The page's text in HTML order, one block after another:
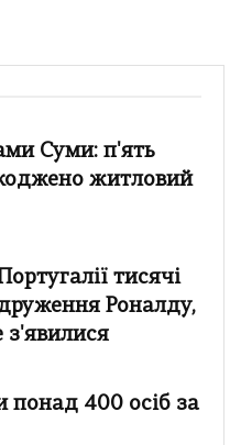
Суми: п'ять
житловий
тисячі
Роналду,
з'явилися
понад 400 осіб за